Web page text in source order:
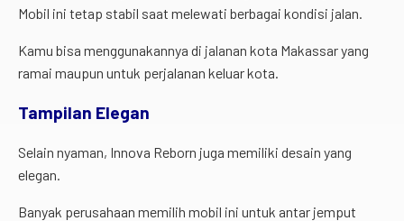
Mobil ini tetap stabil saat melewati berbagai kondisi jalan.
Kamu bisa menggunakannya di jalanan kota Makassar yang
ramai maupun untuk perjalanan keluar kota.
Tampilan Elegan
Selain nyaman, Innova Reborn juga memiliki desain yang
elegan.
Banyak perusahaan memilih mobil ini untuk antar jemput